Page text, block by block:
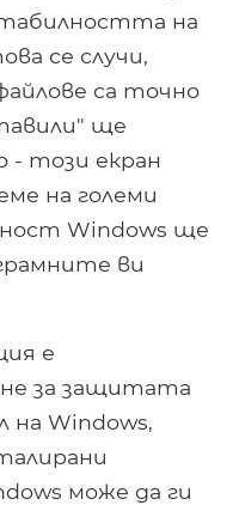
на
се случи,
са точно
ще
- този екран
на големи
Windows ще
ви
е
за защитата
на Windows,
може да ги